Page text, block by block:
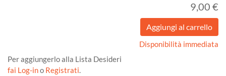
9,00 €
Disponibilità immediata
Per aggiungerlo alla Lista Desideri
fai Log-ino Registrati.